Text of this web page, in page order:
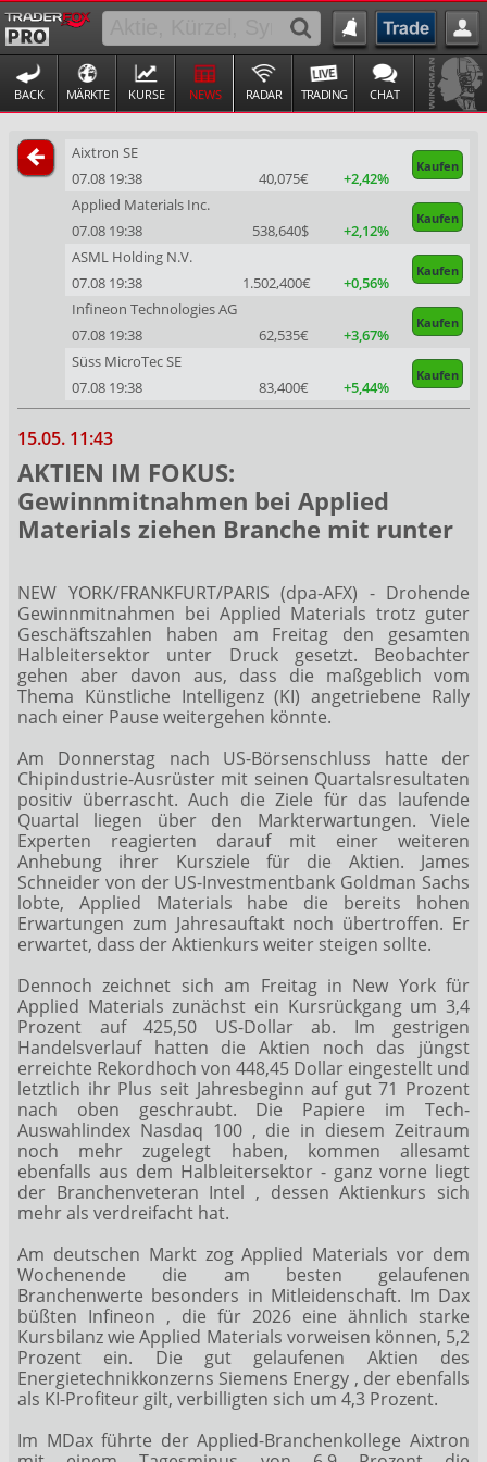
BACK MÄRKTE KURSE NEWS RADAR TRADING CHAT
Aixtron SE
Kaufen
07.08 19:38 40,075€
+2,42%
Applied Materials Inc.
Kaufen
07.08 19:38 538,640$
+2,12%
ASML Holding N.V.
Kaufen
07.08 19:38 1.502,400€
+0,56%
Infineon Technologies AG
Kaufen
07.08 19:38 62,535€
+3,67%
Süss MicroTec SE
Kaufen
07.08 19:38 83,400€ +5,44%
15.05. 11:43
AKTIEN IM FOKUS:
Gewinnmitnahmen bei Applied
Materials ziehen Branche mit runter
NEW YORK/FRANKFURT/PARIS (dpa-AFX) - Drohende
Gewinnmitnahmen bei Applied Materialstrotz guter
Geschäftszahlen haben am Freitag den gesamten
Halbleitersektor unter Druck gesetzt. Beobachter
gehen aber davon aus, dass die maßgeblich vom
Thema Künstliche Intelligenz (KI) angetriebene Rally
nach einer Pause weitergehen könnte.
Am Donnerstag nach US-Börsenschluss hatte der
Chipindustrie-Ausrüster mit seinen Quartalsresultaten
positiv überrascht. Auch die Ziele für das laufende
Quartal liegen über den Markterwartungen. Viele
Experten reagierten darauf mit einer weiteren
Anhebung ihrer Kursziele für die Aktien. James
Schneider von der US-Investmentbank Goldman Sachs
lobte, Applied Materials habe die bereits hohen
Erwartungen zum Jahresauftakt noch übertroffen. Er
erwartet, dass der Aktienkurs weiter steigen sollte.
Dennoch zeichnet sich am Freitag in New York für
Applied Materials zunächst ein Kursrückgang um 3,4
Prozent auf 425,50 US-Dollar ab. Im gestrigen
Handelsverlauf hatten die Aktien noch das jüngst
erreichte Rekordhoch von 448,45 Dollar eingestellt und
letztlich ihr Plus seit Jahresbeginn auf gut 71 Prozent
nach oben geschraubt. Die Papiere im Tech-
Auswahlindex Nasdaq 100 , die in diesem Zeitraum
noch mehr zugelegt haben, kommen allesamt
ebenfalls aus dem Halbleitersektor - ganz vorne liegt
der Branchenveteran Intel , dessen Aktienkurs sich
mehr als verdreifacht hat.
Am deutschen Markt zog Applied Materials vor dem
Wochenende die am besten gelaufenen
Branchenwerte besonders in Mitleidenschaft. Im Dax
büßten Infineon , die für 2026 eine ähnlich starke
Kursbilanz wie Applied Materials vorweisen können, 5,2
Prozent ein. Die gut gelaufenen Aktien des
Energietechnikkonzerns Siemens Energy , der ebenfalls
als KI-Profiteur gilt, verbilligten sich um 4,3 Prozent.
Im MDaxführte der Applied-Branchenkollege Aixtron